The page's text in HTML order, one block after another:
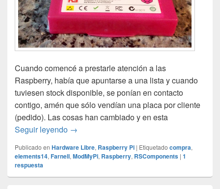
Cuando comencé a prestarle atención a las
Raspberry, había que apuntarse a una lista y cuando
tuviesen stock disponible, se ponían en contacto
contigo, amén que sólo vendían una placa por cliente
(pedido). Las cosas han cambiado y en esta
Seguir leyendo Raspberry Pi: La compra
→
Publicado en Hardware Libre, Raspberry Pi | Etiquetado compra,
elements14, Farnell, ModMyPi, Raspberry, RSComponents | 1
respuesta